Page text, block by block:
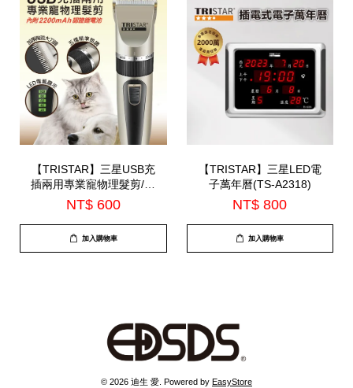
【TRISTAR】三星USB充
插兩用專業寵物理髮剪/配
2200mah電池(TS-R03)-7
月中到貨
NT$ 600
加入購物車
【TRISTAR】三星LED電
子萬年曆(TS-A2318)
NT$ 800
加入購物車
© 2026 迪生 愛. Powered by EasyStore